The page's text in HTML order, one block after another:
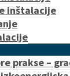
inštalacije
prakse –